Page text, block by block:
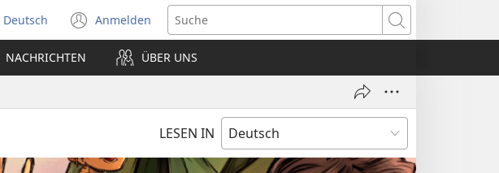
Sprache
auswählen
Deutsch Anmelden
(öffnet
neues
Fenster)
Suche
NACHRICHTEN ÜBER UNS
LESEN IN